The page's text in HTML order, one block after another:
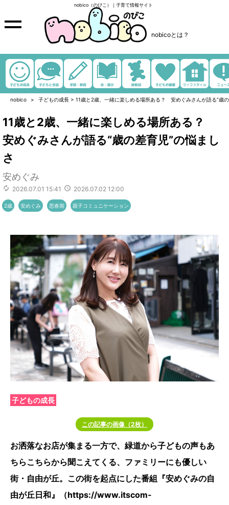
nobico（のびこ）｜子育て情報サイト
nobicoとは？
nobico 子どもの成長 > 11歳と2歳、一緒に楽しめる場所ある？ 安めぐみさんが語る“歳
11歳と2歳、一緒に楽しめる場所ある？
安めぐみさんが語る“歳の差育児”の悩まし
さ
安めぐみ
2026.07.01 15:41 2026.07.02 12:00
2歳 安めぐみ 思春期 親子コミュニケーション
子どもの成長
この記事の画像（2枚）
お洒落なお店が集まる一方で、緑道から子どもの声もあ
ちらこちらから聞こえてくる、ファミリーにも優しい
街・自由が丘。この街を起点にした番組『安めぐみの自
由が丘日和』（https://www.itscom-